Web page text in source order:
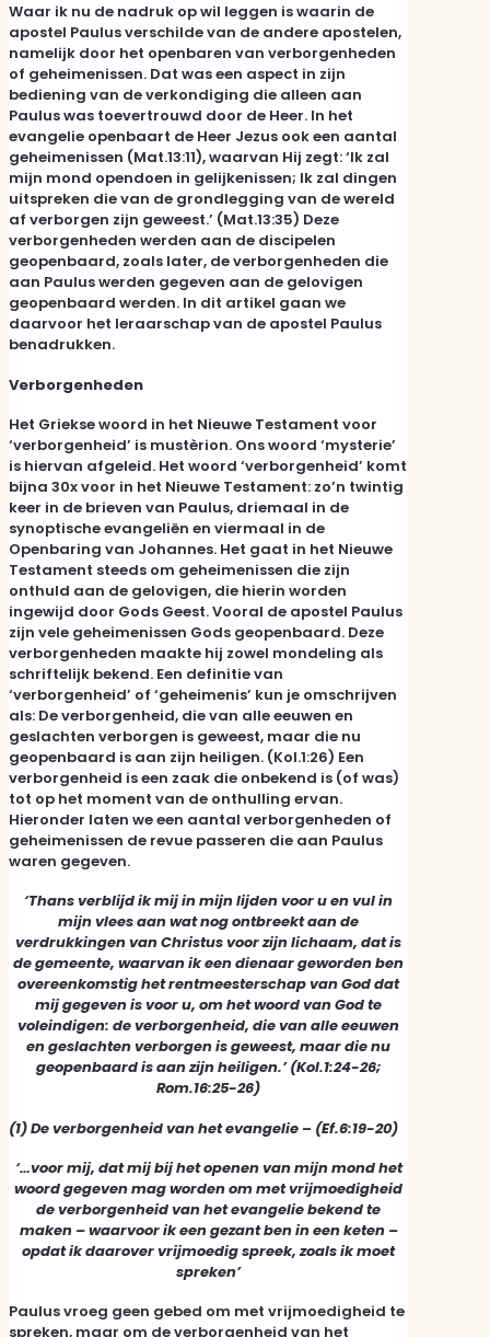
Waar ik nu de nadruk op wil leggen is waarin de
apostel Paulus verschilde van de andere apostelen,
namelijk door het openbaren van verborgenheden
of geheimenissen. Dat was een aspect in zijn
bediening van de verkondiging die alleen aan
Paulus was toevertrouwd door de Heer. In het
evangelie openbaart de Heer Jezus ook een aantal
geheimenissen (Mat.13:11), waarvan Hij zegt: ‘Ik zal
mijn mond opendoen in gelijkenissen; Ik zal dingen
uitspreken die van de grondlegging van de wereld
af verborgen zijn geweest.’ (Mat.13:35) Deze
verborgenheden werden aan de discipelen
geopenbaard, zoals later, de verborgenheden die
aan Paulus werden gegeven aan de gelovigen
geopenbaard werden. In dit artikel gaan we
daarvoor het leraarschap van de apostel Paulus
benadrukken.
Verborgenheden
Het Griekse woord in het Nieuwe Testament voor
‘verborgenheid’ is mustèrion. Ons woord ‘mysterie’
is hiervan afgeleid. Het woord ‘verborgenheid’ komt
bijna 30x voor in het Nieuwe Testament: zo’n twintig
keer in de brieven van Paulus, driemaal in de
synoptische evangeliën en viermaal in de
Openbaring van Johannes. Het gaat in het Nieuwe
Testament steeds om geheimenissen die zijn
onthuld aan de gelovigen, die hierin worden
ingewijd door Gods Geest. Vooral de apostel Paulus
zijn vele geheimenissen Gods geopenbaard. Deze
verborgenheden maakte hij zowel mondeling als
schriftelijk bekend. Een definitie van
‘verborgenheid’ of ‘geheimenis’ kun je omschrijven
als: De verborgenheid, die van alle eeuwen en
geslachten verborgen is geweest, maar die nu
geopenbaard is aan zijn heiligen. (Kol.1:26) Een
verborgenheid is een zaak die onbekend is (of was)
tot op het moment van de onthulling ervan.
Hieronder laten we een aantal verborgenheden of
geheimenissen de revue passeren die aan Paulus
waren gegeven.
‘Thans verblijd ik mij in mijn lijden voor u en vul in
mijn vlees aan wat nog ontbreekt aan de
verdrukkingen van Christus voor zijn lichaam, dat is
de gemeente, waarvan ik een dienaar geworden ben
overeenkomstig het rentmeesterschap van God dat
mij gegeven is voor u, om het woord van God te
voleindigen: de verborgenheid, die van alle eeuwen
en geslachten verborgen is geweest, maar die nu
geopenbaard is aan zijn heiligen.’ (Kol.1:24-26;
Rom.16:25-26)
(1) De verborgenheid van het evangelie – (Ef.6:19-20)
‘…voor mij, dat mij bij het openen van mijn mond het
woord gegeven mag worden om met vrijmoedigheid
de verborgenheid van het evangelie bekend te
maken – waarvoor ik een gezant ben in een keten –
opdat ik daarover vrijmoedig spreek, zoals ik moet
spreken’
Paulus vroeg geen gebed om met vrijmoedigheid te
spreken, maar om de verborgenheid van het